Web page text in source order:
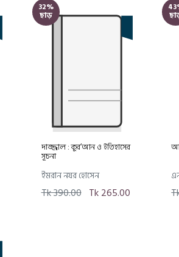
32%
ছাড়
দাজ্জাল : কুর’আন ও ইতিহাসের
সূচনা
ইমরান নযর হোসেন
Tk 390.00 Tk 265.00